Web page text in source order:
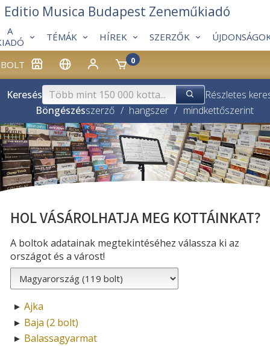
BOLT 0
A
TÉMÁK HÍREK SZERZŐK
Editio Musica Budapest Zeneműkiadó
Keresés
Részletes
Böngészésszerző / hangszer / mindkettőszerint
HOL VÁSÁROLHATJA MEG KOTTÁINKAT?
A boltok adatainak megtekintéséhez válassza ki az
országot és a várost!
► Ajka
► Baja (2 bolt)
► Balassagyarmat